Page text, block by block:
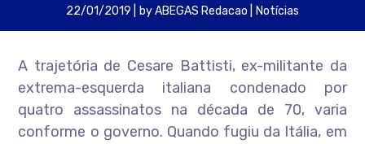
22/01/2019 byABEGAS Redacao Notícias
A trajetória de Cesare Battisti, ex-militante da
extrema-esquerda italiana condenado por
quatro assassinatos na década de 70, varia
conforme o governo. Quando fugiu da Itália, em